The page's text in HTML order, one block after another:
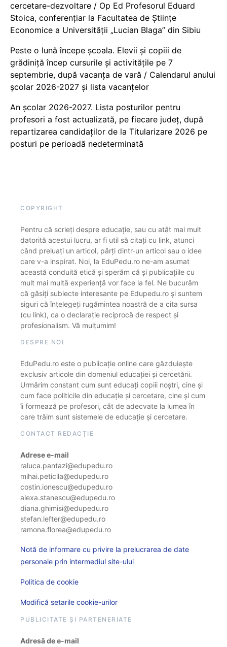
cercetare-dezvoltare / Op Ed Profesorul Eduard
Stoica, conferențiar la Facultatea de Științe
Economice a Universității „Lucian Blaga” din Sibiu
Peste o lună începe școala. Elevii și copiii de
grădiniță încep cursurile și activitățile pe 7
septembrie, după vacanța de vară / Calendarul anului
școlar 2026-2027 și lista vacanțelor
An școlar 2026-2027. Lista posturilor pentru
profesori a fost actualizată, pe fiecare județ, după
repartizarea candidaților de la Titularizare 2026 pe
posturi pe perioadă nedeterminată
COPYRIGHT
Pentru că scrieți despre educație, sau cu atât mai mult
datorită acestui lucru, ar fi util să citați cu link, atunci
când preluați un articol, părți dintr-un articol sau o idee
care v-a inspirat. Noi, la EduPedu.ro ne-am asumat
această conduită etică și sperăm că și publicațiile cu
mult mai multă experiență vor face la fel. Ne bucurăm
că găsiți subiecte interesante pe Edupedu.ro și suntem
siguri că înțelegeți rugămintea noastră de a cita sursa
(cu link), ca o declarație reciprocă de respect și
profesionalism. Vă mulțumim!
DESPRE NOI
EduPedu.ro este o publicație online care găzduiește
exclusiv articole din domeniul educației și cercetării.
Urmărim constant cum sunt educați copiii noștri, cine și
cum face politicile din educație și cercetare, cine și cum
îi formează pe profesori, cât de adecvate la lumea în
care trăim sunt sistemele de educație și cercetare.
CONTACT REDACȚIE
Adrese e-mail
raluca.pantazi@edupedu.ro
mihai.peticila@edupedu.ro
costin.ionescu@edupedu.ro
alexa.stanescu@edupedu.ro
diana.ghimisi@edupedu.ro
stefan.lefter@edupedu.ro
ramona.florea@edupedu.ro
Notă de informare cu privire la prelucrarea de date
personale prin intermediul site-ului
Politica de cookie
Modifică setarile cookie-urilor
PUBLICITATE ȘI PARTENERIATE
Adresă de e-mail